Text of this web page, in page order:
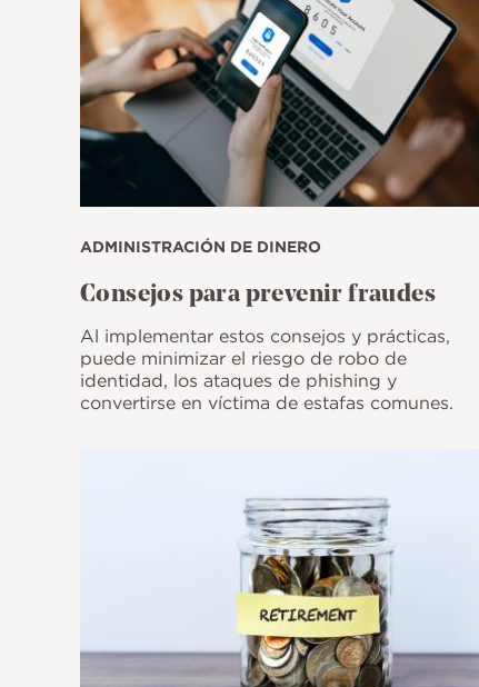
ADMINISTRACIÓN DE DINERO
Consejos para prevenir fraudes
Al implementar estos consejos y prácticas,
puede minimizar el riesgo de robo de
identidad, los ataques de phishing y
convertirse en víctima de estafas comunes.